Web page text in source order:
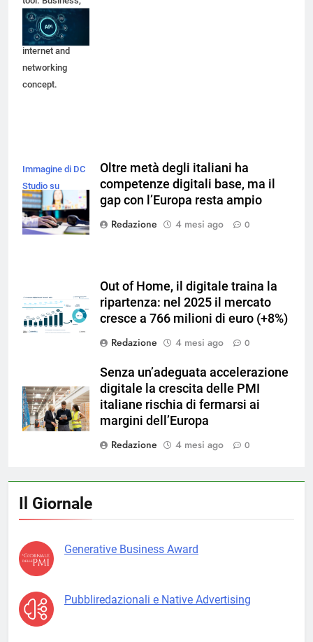
modern
technology,
internet and
networking
concept.
Immagine di DC
Studio su
Freepik
Oltre metà degli italiani ha
competenze digitali base, ma il
gap con l’Europa resta ampio
Redazione
4 mesi ago 0
Out of Home, il digitale traina la
ripartenza: nel 2025 il mercato
cresce a 766 milioni di euro (+8%)
Redazione
4 mesi ago 0
Senza un’adeguata accelerazione
digitale la crescita delle PMI
italiane rischia di fermarsi ai
margini dell’Europa
Redazione
4 mesi ago 0
Il Giornale
Generative Business Award
Pubbliredazionali e Native Advertising